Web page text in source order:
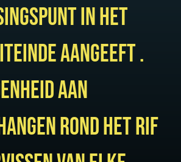
in het
aangeeft .
aan
rond het rif